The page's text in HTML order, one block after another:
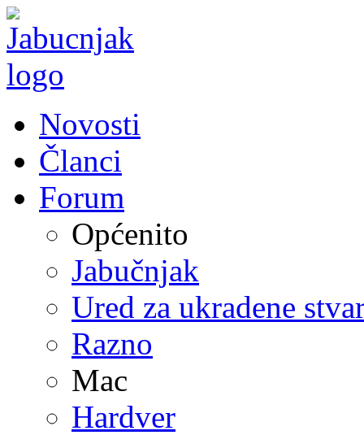
Novosti
Članci
Forum
Općenito
Jabučnjak
Ured za ukradene
Razno
Mac
Hardver